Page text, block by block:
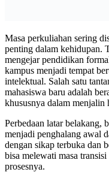
Masa perkuliahan sering
penting dalam kehidupan.
mengejar pendidikan
kampus menjadi tempat
intelektual. Salah satu
mahasiswa baru adalah
khususnya dalam menjalin
Perbedaan latar belakang,
menjadi penghalang awal
dengan sikap terbuka dan
bisa melewati masa
prosesnya.